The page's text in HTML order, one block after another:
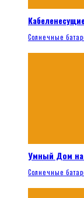
Солнечные
Умный Дом на
Солнечные